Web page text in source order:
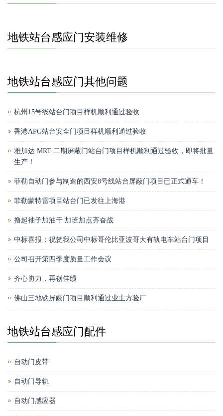
地铁站台感应门安装维修
地铁站台感应门其他问题
杭州15号线站台门项目样机顺利通过验收
香港APG站台安全门项目样机顺利通过验收
雅加达 MRT 二期屏蔽门站台门项目样机顺利通过验收，即将批量
生产！
菲勒自动门参与制造的西安8号线站台屏蔽门项目已正式通车！
菲勒蒙特雷项目站台门已发往上海港
撸起袖子加油干 加班加点齐奋战
中标喜报：祝贺我公司中标哥伦比亚波哥大有轨电车站台门项目
公司召开第四季度质量工作会议
齐心协力，再创佳绩
佛山三地铁屏蔽门项目顺利通过业主方验厂
地铁站台感应门配件
自动门皮带
自动门导轨
自动门感应器